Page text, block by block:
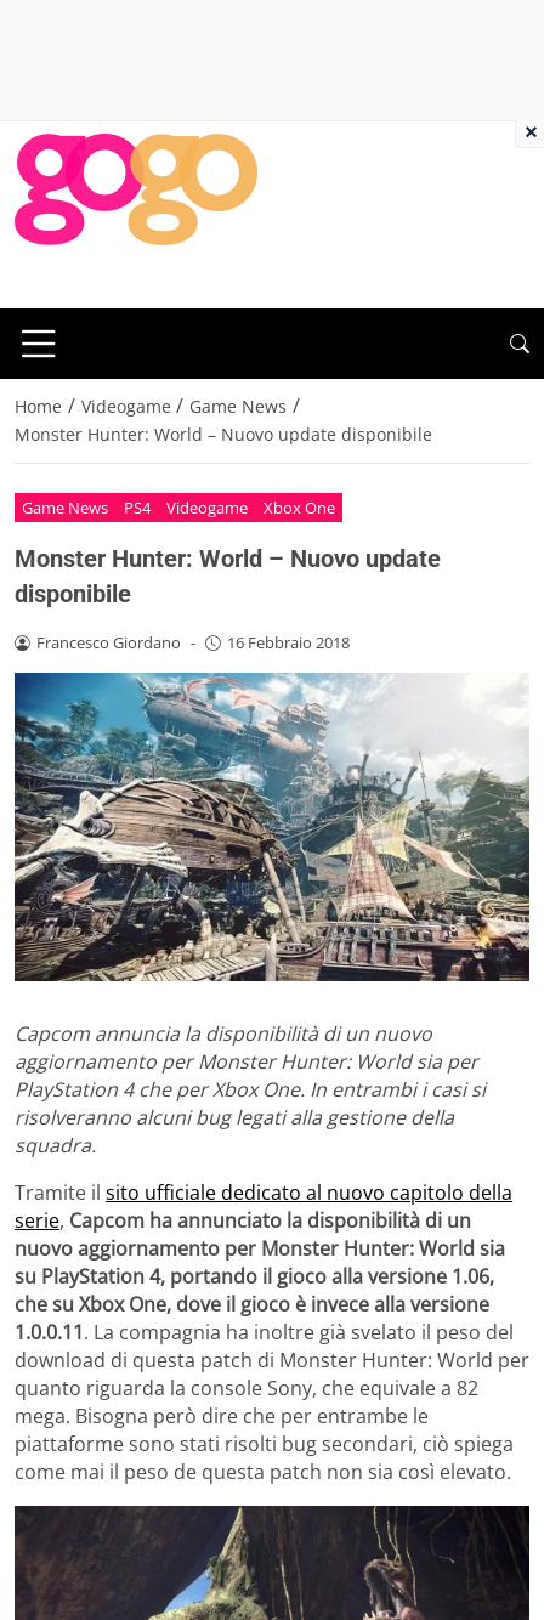
Home / Videogame / Game News /
Monster Hunter: World – Nuovo update disponibile
Game News PS4 Videogame Xbox One
Monster Hunter: World – Nuovo update
disponibile
Francesco Giordano - 16 Febbraio 2018
Capcom annuncia la disponibilità di un nuovo
aggiornamento per Monster Hunter: World sia per
PlayStation 4 che per Xbox One. In entrambi i casi si
risolveranno alcuni bug legati alla gestione della
squadra.
Tramite il sito ufficiale dedicato al nuovo capitolo della
serie, Capcom ha annunciato la disponibilità di un
nuovo aggiornamento per Monster Hunter: World sia
su PlayStation 4, portando il gioco alla versione 1.06,
che su Xbox One, dove il gioco è invece alla versione
1.0.0.11. La compagnia ha inoltre già svelato il peso del
download di questa patch di Monster Hunter: World per
quanto riguarda la console Sony, che equivale a 82
mega. Bisogna però dire che per entrambe le
piattaforme sono stati risolti bug secondari, ciò spiega
come mai il peso de questa patch non sia così elevato.
×